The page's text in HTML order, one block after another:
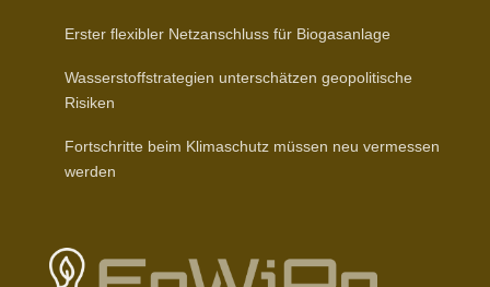
Erster flexibler Netz­an­schluss für Biogasanlage
Wasser­stoff­stra­tegien unter­schätzen geopo­li­tische
Risiken
Fort­schritte beim Klima­schutz müssen neu vermessen
werden